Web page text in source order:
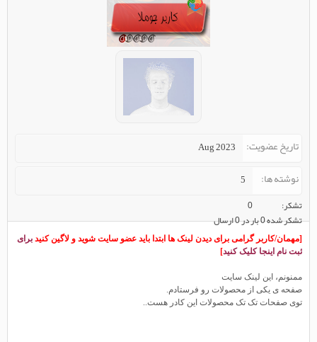
تاریخ عضویت Aug 2023
نوشته ها 5
تشکر
0
تشکر شده 0 بار در 0 ارسال
[مهمان/کاربر گرامی برای دیدن لینک ها ابتدا باید عضو سایت شوید و لاگین کنید برای
ثبت نام اینجا کلیک کنید]
ممنونم، این لینک سایت
صفحه ی یکی از محصولات رو فرستادم.
توی صفحات تک تک محصولات این کادر هست..